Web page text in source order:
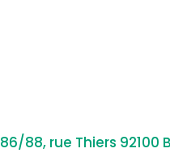
86/88, rue Thiers